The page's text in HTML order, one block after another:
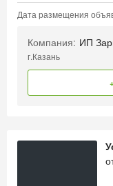
Дата размещения
Компания: ИП
г.Казань